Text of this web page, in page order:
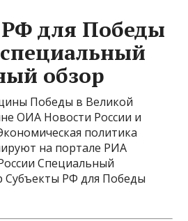
для Победы
обзор
Победы в Великой
ОИА Новости России и
политика
на портале РИА
Специальный
Субъекты РФ для Победы